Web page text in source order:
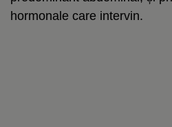
hormonale care intervin.